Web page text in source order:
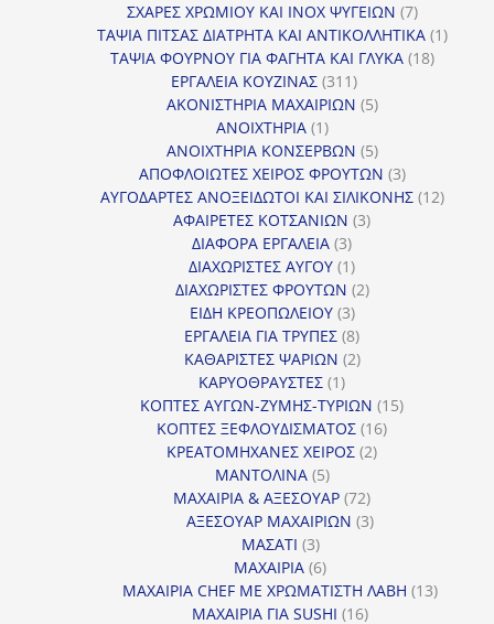
προϊόντα
ΣΧΑΡΕΣ ΧΡΩΜΙΟΥ ΚΑΙ INOX ΨΥΓΕΙΩΝ 77
προϊόντα
ΤΑΨΙΑ ΠΙΤΣΑΣ ΔΙΑΤΡΗΤΑ ΚΑΙ ΑΝΤΙΚΟΛΛΗΤΙΚΑ 11
ΤΑΨΙΑ ΦΟΥΡΝΟΥ ΓΙΑ ΦΑΓΗΤΑ ΚΑΙ ΓΛΥΚΑ 1818
ΕΡΓΑΛΕΙΑ ΚΟΥΖΙΝΑΣ 311311
προϊόντα
ΑΚΟΝΙΣΤΗΡΙΑ ΜΑΧΑΙΡΙΩΝ 55
ΑΝΟΙΧΤΗΡΙΑ 11
προϊόν
ΑΝΟΙΧΤΗΡΙΑ ΚΟΝΣΕΡΒΩΝ 55
προϊόντα
ΑΠΟΦΛΟΙΩΤΕΣ ΧΕΙΡΟΣ ΦΡΟΥΤΩΝ 33
προϊόντα
ΑΥΓΟΔΑΡΤΕΣ ΑΝΟΞΕΙΔΩΤΟΙ ΚΑΙ ΣΙΛΙΚΟΝΗΣ 1212
ΑΦΑΙΡΕΤΕΣ ΚΟΤΣΑΝΙΩΝ 33
ΔΙΑΦΟΡΑ ΕΡΓΑΛΕΙΑ 33
προϊόντα
ΔΙΑΧΩΡΙΣΤΕΣ ΑΥΓΟΥ 11
προϊόν
ΔΙΑΧΩΡΙΣΤΕΣ ΦΡΟΥΤΩΝ 22
ΕΙΔΗ ΚΡΕΟΠΩΛΕΙΟΥ 33
προϊόντα
ΕΡΓΑΛΕΙΑ ΓΙΑ ΤΡΥΠΕΣ 88
προϊόντα
ΚΑΘΑΡΙΣΤΕΣ ΨΑΡΙΩΝ 22
ΚΑΡΥΟΘΡΑΥΣΤΕΣ 11
προϊόν
ΚΟΠΤΕΣ ΑΥΓΩΝ-ΖΥΜΗΣ-ΤΥΡΙΩΝ 1515
ΚΟΠΤΕΣ ΞΕΦΛΟΥΔΙΣΜΑΤΟΣ 1616
ΚΡΕΑΤΟΜΗΧΑΝΕΣ ΧΕΙΡΟΣ 22
ΜΑΝΤΟΛΙΝΑ 55
προϊόντα
ΜΑΧΑΙΡΙΑ & ΑΞΕΣΟΥΑΡ 7272
προϊόντα
ΑΞΕΣΟΥΑΡ ΜΑΧΑΙΡΙΩΝ 33
ΜΑΣΑΤΙ 33
προϊόντα
ΜΑΧΑΙΡΙΑ 66
προϊόντα
ΜΑΧΑΙΡΙΑ CHEF ΜΕ ΧΡΩΜΑΤΙΣΤΗ ΛΑΒΗ 1313
ΜΑΧΑΙΡΙΑ ΓΙΑ SUSHI 1616